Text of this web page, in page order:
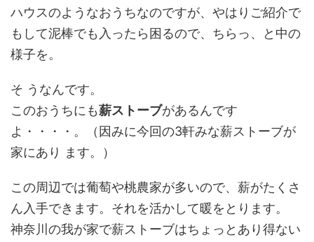
ハウスのようなおうちなのですが、やはりご紹介で
もして泥棒でも入ったら困るので、ちらっ、と中の
様子を。
そ うなんです。
このおうちにも薪ストーブがあるんです
よ・・・・。（因みに今回の3軒みな薪ストーブが
家にあり ます。）
この周辺では葡萄や桃農家が多いので、薪がたくさ
ん入手できます。それを活かして暖をとります。
神奈川の我が家で薪ストーブはちょっとあり得ない